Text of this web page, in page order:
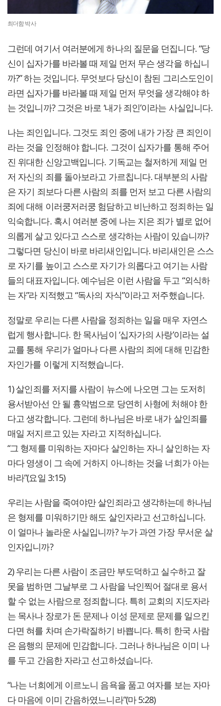
최더함 박사
그런데 여기서 여러분에게 하나의 질문을 던집니다. “당
신이 십자가를 바라볼 때 제일 먼저 무슨 생각을 하십니
까?” 하는 것입니다. 무엇보다 당신이 참된 그리스도인이
라면 십자가를 바라볼 때 제일 먼저 무엇을 생각해야 하
는 것입니까? 그것은 바로 ‘내가 죄인’이라는 사실입니다.
나는 죄인입니다. 그것도 죄인 중에 내가 가장 큰 죄인이
라는 것을 인정해야 합니다. 그것이 십자가를 통해 주어
진 위대한 신앙고백입니다. 기독교는 철저하게 제일 먼
저 자신의 죄를 돌아보라고 가르칩니다. 대부분의 사람
은 자기 죄보다 다른 사람의 죄를 먼저 보고 다른 사람의
죄에 대해 이러쿵저러쿵 험담하고 비난하고 정죄하는 일
익숙합니다. 혹시 여러분 중에 나는 지은 죄가 별로 없어
의롭게 살고 있다고 스스로 생각하는 사람이 있습니까?
그렇다면 당신이 바로 바리새인입니다. 바리새인은 스스
로 자기를 높이고 스스로 자기가 의롭다고 여기는 사람
들의 대표자입니다. 예수님은 이런 사람을 두고 “외식하
는 자”라 지적했고 “독사의 자식”이라고 저주했습니다.
정말로 우리는 다른 사람을 정죄하는 일을 매우 자연스
럽게 행사합니다. 한 목사님이 ‘십자가의 사랑’이라는 설
교를 통해 우리가 얼마나 다른 사람의 죄에 대해 민감한
자인가를 이렇게 지적했습니다.
1) 살인죄를 저지를 사람이 뉴스에 나오면 그는 도저히
용서받아선 안 될 흉악범으로 당연히 사형에 처해야 한
다고 생각합니다. 그런데 하나님은 바로 내가 살인죄를
매일 저지르고 있는 자라고 지적하십니다.
“그 형제를 미워하는 자마다 살인하는 자니 살인하는 자
마다 영생이 그 속에 거하지 아니하는 것을 너희가 아는
바라”(요일 3:15)
우리는 사람을 죽여야만 살인죄라고 생각하는데 하나님
은 형제를 미워하기만 해도 살인자라고 선고하십니다.
이 얼마나 놀라운 사실입니까? 누가 과연 가장 무서운 살
인자입니까?
2) 우리는 다른 사람이 조금만 부도덕하고 실수하고 잘
못을 범하면 그날부로 그 사람을 낙인찍어 절대로 용서
할 수 없는 사람으로 정죄합니다. 특히 교회의 지도자라
는 목사나 장로가 돈 문제나 이성 문제로 문제를 일으킨
다면 혀를 차며 손가락질하기 바쁩니다. 특히 한국 사람
은 음행의 문제에 민감합니다. 그러나 하나님은 이미 나
를 두고 간음한 자라고 선고하셨습니다.
“나는 너희에게 이르노니 음욕을 품고 여자를 보는 자마
다 마음에 이미 간음하였느니라”(마 5:28)